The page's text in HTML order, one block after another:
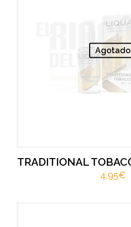
Agotado
TRADITIONAL
4,95€